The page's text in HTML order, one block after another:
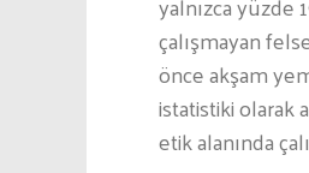
çalışmayan
önce akşam
istatistiki olarak
etik alanında